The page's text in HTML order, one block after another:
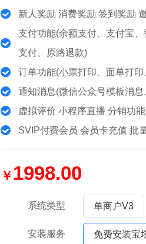
新人奖励 消费奖励 签到奖励
支付功能(余额支付、支付宝
支付、原路退款)
订单功能(小票打印、面单打
通知消息(微信公众号模板消
虚拟评价 小程序直播 分销功
SVIP付费会员 会员卡充值 批
￥ 1998.00
系统类型 单商户V3
安装服务 免费安装宝